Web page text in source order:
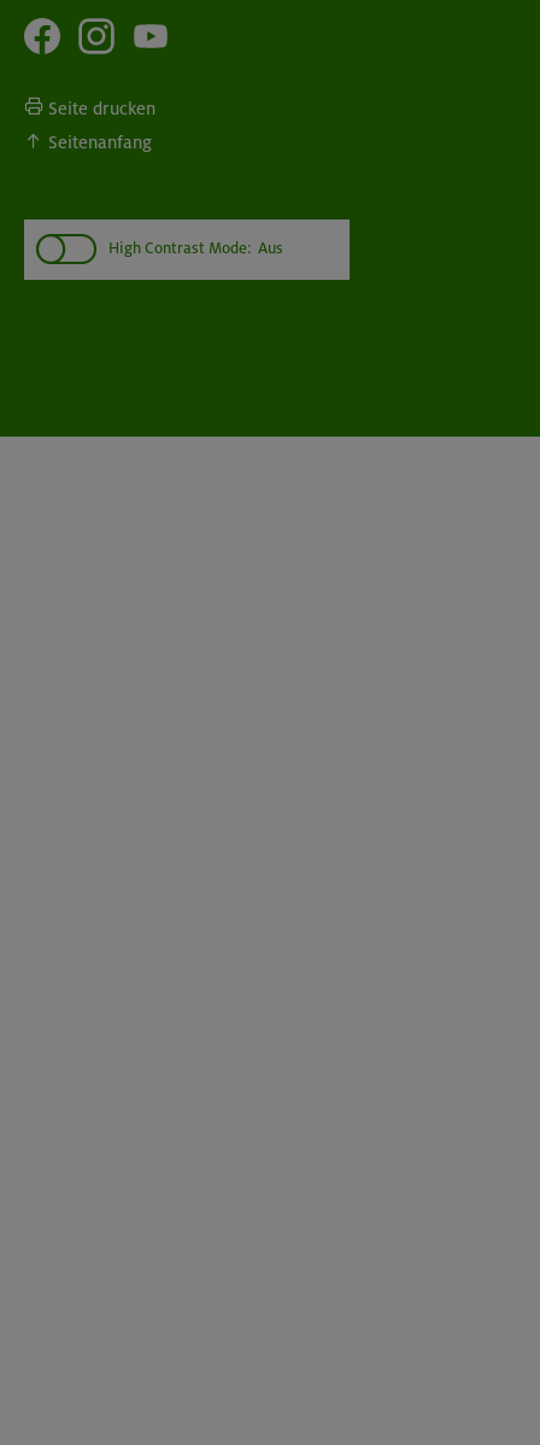
Seite drucken
Seitenanfang
High Contrast Mode: Aus